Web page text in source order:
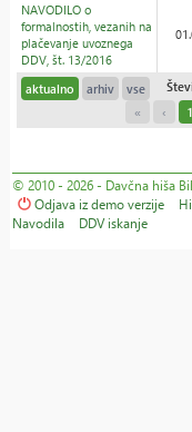
NAVODILO o
formalnostih, vezanih na
plačevanje uvoznega
DDV, št. 13/2016
aktualno arhiv vse
«
‹ 1
© 2010 - 2026 - Davčna hiša
Odjava iz demo verzije
Navodila
DDV iskanje